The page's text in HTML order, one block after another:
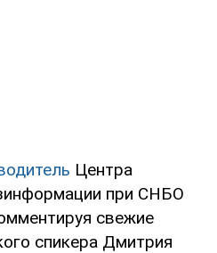
Центра
при СНБО
свежие
спикера Дмитрия